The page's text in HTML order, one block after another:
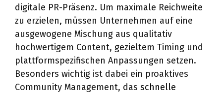
digitale PR-Präsenz. Um maximale Reichweite
zu erzielen, müssen Unternehmen auf eine
ausgewogene Mischung aus qualitativ
hochwertigem Content, gezieltem Timing und
plattformspezifischen Anpassungen setzen.
Besonders wichtig ist dabei ein proaktives
Community Management, das schnelle